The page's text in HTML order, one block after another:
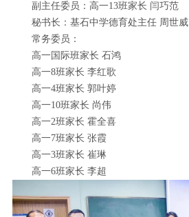
副主任委员：高一13班家长 闫巧范
秘书长：基石中学德育处主任 周世威
常务委员：
高一国际班家长 石鸿
高一8班家长 李红歌
高一4班家长 郭叶婷
高一10班家长 尚伟
高一2班家长 霍全喜
高一7班家长 张霞
高一3班家长 崔琳
高一6班家长 李超